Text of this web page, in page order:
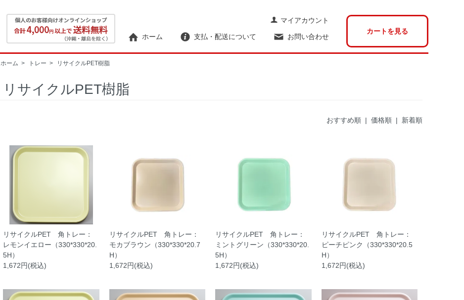
マイアカウント
ホーム 支払・配送について お問い合わせ
カートを見る
ホーム > トレー > リサイクルPET樹脂
リサイクルPET樹脂
おすすめ順 | 価格順 | 新着順
リサイクルPET 角トレー：
レモンイエロー（330*330*20.
5H）
1,672円(税込)
リサイクルPET 角トレー：
モカブラウン（330*330*20.7
H）
1,672円(税込)
リサイクルPET 角トレー：
ミントグリーン（330*330*20.
5H）
1,672円(税込)
リサイクルPET 角トレー：
ピーチピンク（330*330*20.5
H）
1,672円(税込)